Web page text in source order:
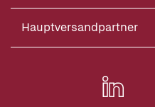
Hauptversandpartner